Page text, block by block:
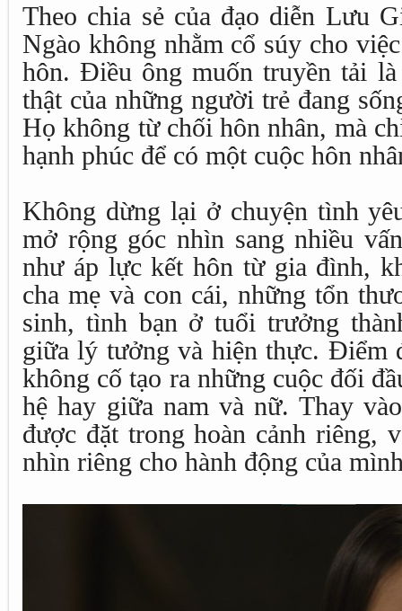
Theo chia sẻ của đạo diễn Lưu
Ngào không nhằm cổ súy cho
hôn. Điều ông muốn truyền tải
thật của những người trẻ đang
Họ không từ chối hôn nhân, mà
hạnh phúc để có một cuộc hôn
Không dừng lại ở chuyện tình
mở rộng góc nhìn sang nhiều
như áp lực kết hôn từ gia đình,
cha mẹ và con cái, những tổn
sinh, tình bạn ở tuổi trưởng
giữa lý tưởng và hiện thực. Điểm
không cố tạo ra những cuộc đối
hệ hay giữa nam và nữ. Thay
được đặt trong hoàn cảnh riêng,
nhìn riêng cho hành động của